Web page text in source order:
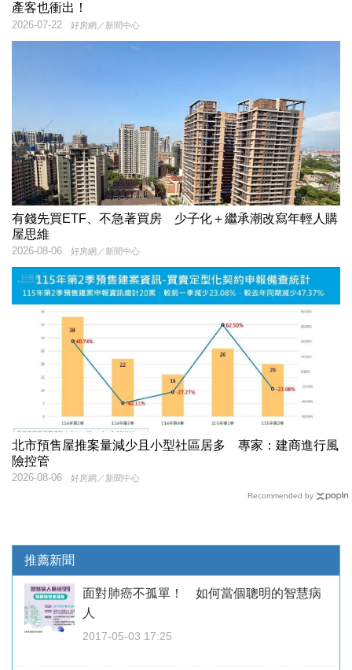
產客也衝出！
好房網／新聞中心
2026-07-22
有錢先買ETF、不急著買房 少子化＋繼承潮改寫年輕人購
屋思維
好房網／新聞中心
2026-08-06
北市預售屋推案量減少且小型社區居多 專家：建商進行風
險控管
好房網／新聞中心
2026-08-06
Recommended by
推薦新聞
面對肺癌不孤單！ 如何當個聰明的智慧病
人
2017-05-03 17:25